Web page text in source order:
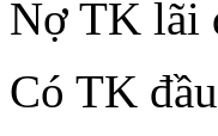
Nợ TK lãi
Có TK